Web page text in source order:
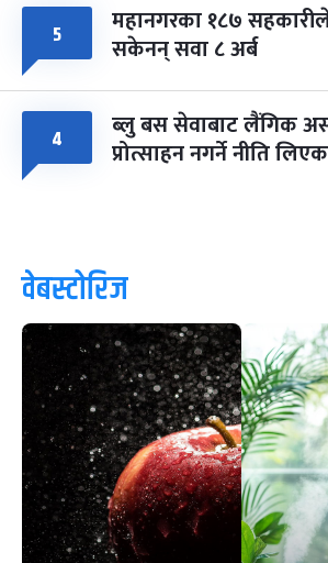
५ महानगरका १८७ सहकारीले
सकेनन् सवा ८ अर्ब
४ ब्लु बस सेवाबाट लैंगिक
प्रोत्साहन नगर्ने नीति
वेबस्टोरिज